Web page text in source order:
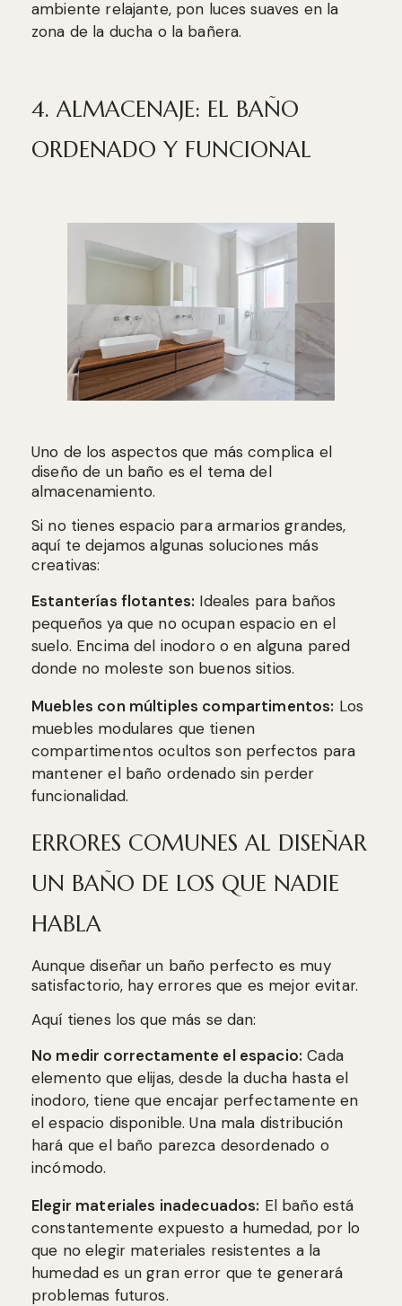
ambiente relajante, pon luces suaves en la
zona de la ducha o la bañera.
4. ALMACENAJE: EL BAÑO
ORDENADO Y FUNCIONAL
Uno de los aspectos que más complica el
diseño de un baño es el tema del
almacenamiento.
Si no tienes espacio para armarios grandes,
aquí te dejamos algunas soluciones más
creativas:
Estanterías flotantes: Ideales para baños
pequeños ya que no ocupan espacio en el
suelo. Encima del inodoro o en alguna pared
donde no moleste son buenos sitios.
Muebles con múltiples compartimentos: Los
muebles modulares que tienen
compartimentos ocultos son perfectos para
mantener el baño ordenado sin perder
funcionalidad.
ERRORES COMUNES AL DISEÑAR
UN BAÑO DE LOS QUE NADIE
HABLA
Aunque diseñar un baño perfecto es muy
satisfactorio, hay errores que es mejor evitar.
Aquí tienes los que más se dan:
No medir correctamente el espacio: Cada
elemento que elijas, desde la ducha hasta el
inodoro, tiene que encajar perfectamente en
el espacio disponible. Una mala distribución
hará que el baño parezca desordenado o
incómodo.
Elegir materiales inadecuados: El baño está
constantemente expuesto a humedad, por lo
que no elegir materiales resistentes a la
humedad es un gran error que te generará
problemas futuros.